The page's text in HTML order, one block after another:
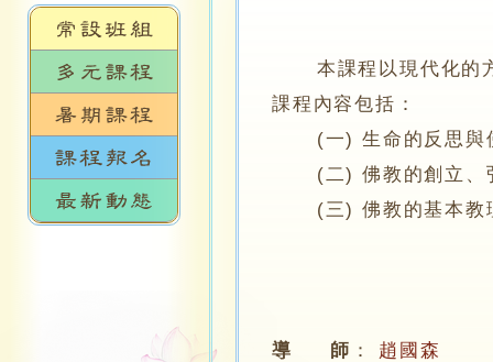
本課程以現代化的方
課程內容包括：
(一) 生命的反思與
(二) 佛教的創立、
(三) 佛教的基本教
導 師 ： 趙國森